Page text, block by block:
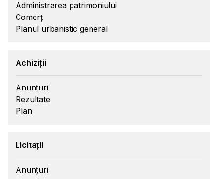
Administrarea patrimoniului
Comerț
Planul urbanistic general
Achiziții
Anunțuri
Rezultate
Plan
Licitații
Anunțuri